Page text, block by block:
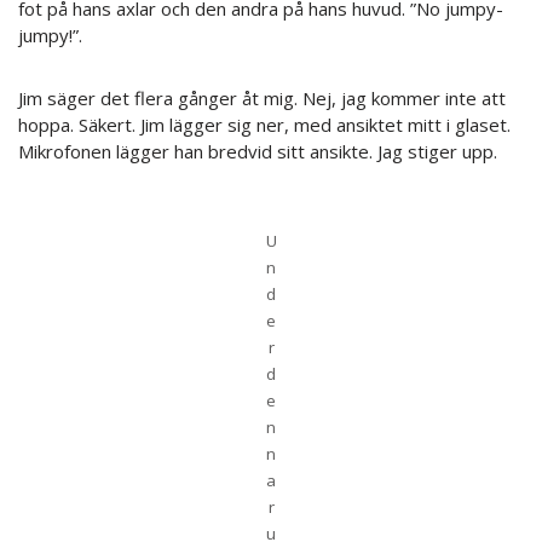
fot på hans axlar och den andra på hans huvud. ”No jumpy-
jumpy!”.
Jim säger det flera gånger åt mig. Nej, jag kommer inte att
hoppa. Säkert. Jim lägger sig ner, med ansiktet mitt i glaset.
Mikrofonen lägger han bredvid sitt ansikte. Jag stiger upp.
U
n
d
e
r
d
e
n
n
a
r
u